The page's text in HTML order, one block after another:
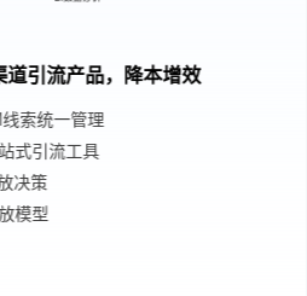
引流产品，降本增效
索统一管理
式引流工具
决策
模型